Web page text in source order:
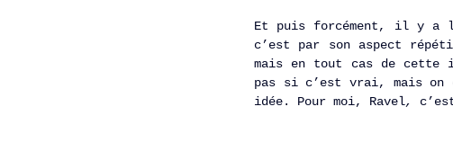
Et puis forcément, il y a
c’est par son aspect
mais en tout cas de
pas si c’est vrai, mais
idée. Pour moi, Ravel,